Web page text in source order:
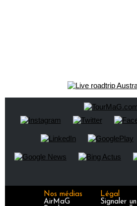
Nos médias
AirMaG
Légal
Signaler un